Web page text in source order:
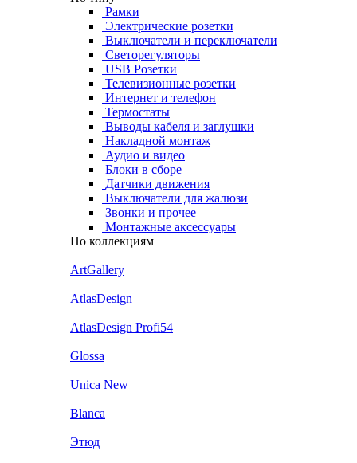
Рамки
Электрические розетки
Выключатели и переключатели
Светорегуляторы
USB Розетки
Телевизионные розетки
Интернет и телефон
Термостаты
Выводы кабеля и заглушки
Накладной монтаж
Аудио и видео
Блоки в сборе
Датчики движения
Выключатели для жалюзи
Звонки и прочее
Монтажные аксессуары
По коллекциям
ArtGallery
AtlasDesign
AtlasDesign Profi54
Glossa
Unica New
Blanca
Этюд